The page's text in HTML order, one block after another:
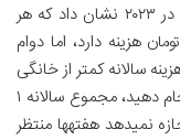
است. تحقیقاتی از دانشگاه علوم پزشکی ایران در ۲۰۲۳ نشان داد که هر
در کلینیکی، حدود ۴۰۰ هزار تومان هزینه دارد، اما دوام
هزینه سالانه کمتر از خانگی
در بلندمدت. مثلا اگر سالی یک بار نگهدارنده انجام دهید، مجموع سالانه ۱
نمیدهد هفتهها منتظر